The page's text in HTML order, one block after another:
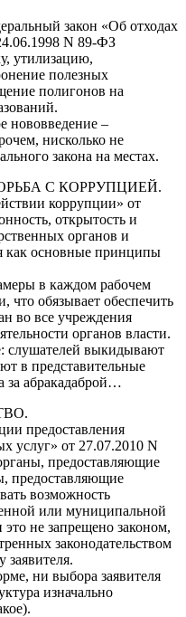
закон «Об отходах
N 89-ФЗ
утилизацию,
полезных
полигонов на
нововведение –
нисколько не
закона на местах.
С КОРРУПЦИЕЙ.
коррупции» от
открытость и
органов и
как основные принципы
в каждом рабочем
что обязывает обеспечить
во все учреждения
органов власти.
слушателей выкидывают
в представительные
за абракадаброй…
предоставления
услуг» от 27.07.2010 N
предоставляющие
предоставляющие
возможность
или муниципальной
не запрещено законом,
законодательством
ни выбора заявителя
изначально